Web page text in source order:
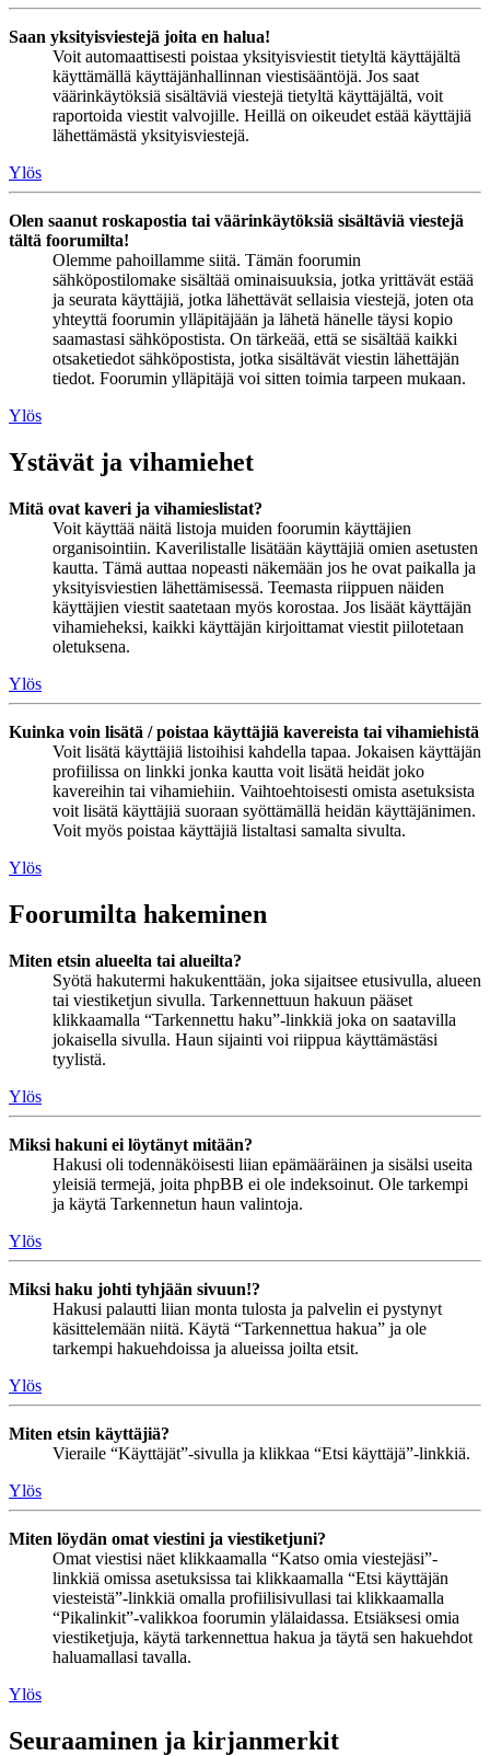
Saan yksityisviestejä joita en halua!
Voit automaattisesti poistaa yksityisviestit tietyltä käyttäjältä
käyttämällä käyttäjänhallinnan viestisääntöjä. Jos saat
väärinkäytöksiä sisältäviä viestejä tietyltä käyttäjältä, voit
raportoida viestit valvojille. Heillä on oikeudet estää käyttäjiä
lähettämästä yksityisviestejä.
Ylös
Olen saanut roskapostia tai väärinkäytöksiä sisältäviä viestejä
tältä foorumilta!
Olemme pahoillamme siitä. Tämän foorumin
sähköpostilomake sisältää ominaisuuksia, jotka yrittävät estää
ja seurata käyttäjiä, jotka lähettävät sellaisia viestejä, joten ota
yhteyttä foorumin ylläpitäjään ja lähetä hänelle täysi kopio
saamastasi sähköpostista. On tärkeää, että se sisältää kaikki
otsaketiedot sähköpostista, jotka sisältävät viestin lähettäjän
tiedot. Foorumin ylläpitäjä voi sitten toimia tarpeen mukaan.
Ylös
Ystävät ja vihamiehet
Mitä ovat kaveri ja vihamieslistat?
Voit käyttää näitä listoja muiden foorumin käyttäjien
organisointiin. Kaverilistalle lisätään käyttäjiä omien asetusten
kautta. Tämä auttaa nopeasti näkemään jos he ovat paikalla ja
yksityisviestien lähettämisessä. Teemasta riippuen näiden
käyttäjien viestit saatetaan myös korostaa. Jos lisäät käyttäjän
vihamieheksi, kaikki käyttäjän kirjoittamat viestit piilotetaan
oletuksena.
Ylös
Kuinka voin lisätä / poistaa käyttäjiä kavereista tai vihamiehistä
Voit lisätä käyttäjiä listoihisi kahdella tapaa. Jokaisen käyttäjän
profiilissa on linkki jonka kautta voit lisätä heidät joko
kavereihin tai vihamiehiin. Vaihtoehtoisesti omista asetuksista
voit lisätä käyttäjiä suoraan syöttämällä heidän käyttäjänimen.
Voit myös poistaa käyttäjiä listaltasi samalta sivulta.
Ylös
Foorumilta hakeminen
Miten etsin alueelta tai alueilta?
Syötä hakutermi hakukenttään, joka sijaitsee etusivulla, alueen
tai viestiketjun sivulla. Tarkennettuun hakuun pääset
klikkaamalla “Tarkennettu haku”-linkkiä joka on saatavilla
jokaisella sivulla. Haun sijainti voi riippua käyttämästäsi
tyylistä.
Ylös
Miksi hakuni ei löytänyt mitään?
Hakusi oli todennäköisesti liian epämääräinen ja sisälsi useita
yleisiä termejä, joita phpBB ei ole indeksoinut. Ole tarkempi
ja käytä Tarkennetun haun valintoja.
Ylös
Miksi haku johti tyhjään sivuun!?
Hakusi palautti liian monta tulosta ja palvelin ei pystynyt
käsittelemään niitä. Käytä “Tarkennettua hakua” ja ole
tarkempi hakuehdoissa ja alueissa joilta etsit.
Ylös
Miten etsin käyttäjiä?
Vieraile “Käyttäjät”-sivulla ja klikkaa “Etsi käyttäjä”-linkkiä.
Ylös
Miten löydän omat viestini ja viestiketjuni?
Omat viestisi näet klikkaamalla “Katso omia viestejäsi”-
linkkiä omissa asetuksissa tai klikkaamalla “Etsi käyttäjän
viesteistä”-linkkiä omalla profiilisivullasi tai klikkaamalla
“Pikalinkit”-valikkoa foorumin ylälaidassa. Etsiäksesi omia
viestiketjuja, käytä tarkennettua hakua ja täytä sen hakuehdot
haluamallasi tavalla.
Ylös
Seuraaminen ja kirjanmerkit